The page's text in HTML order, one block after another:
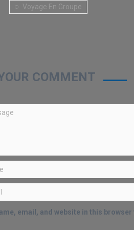
Voyage En Groupe
COMMENT
email, and website in this